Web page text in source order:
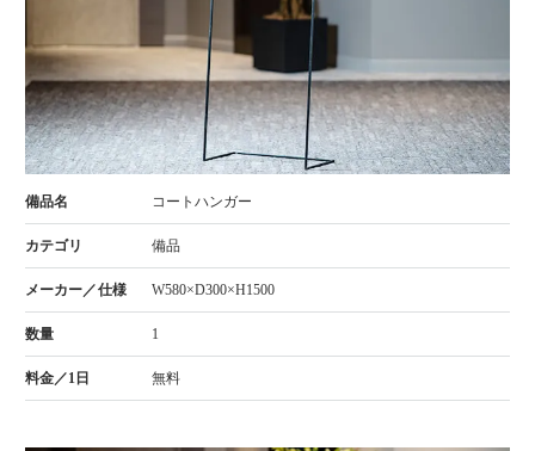
コートハンガー
備品
W580×D300×H1500
1
無料